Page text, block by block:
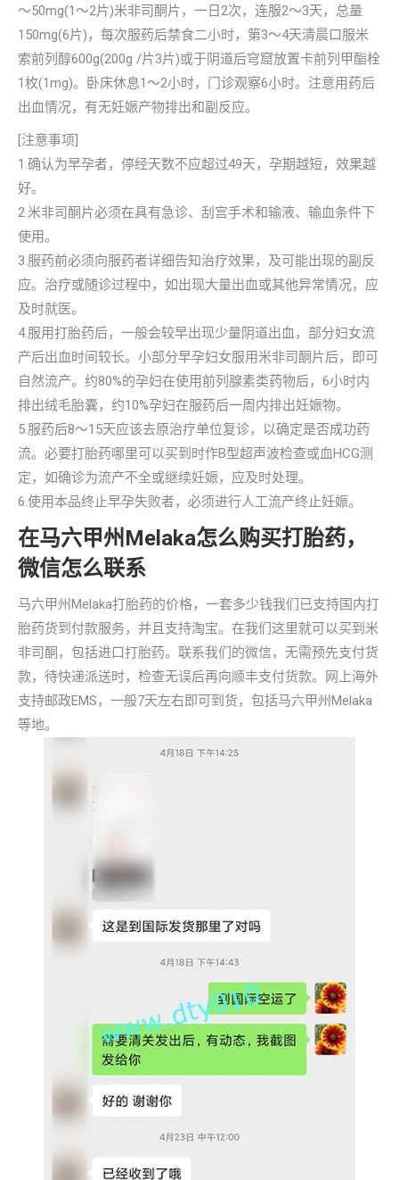
～50mg(1～2片)米非司酮片，一日2次，连服2～3天，总量
150mg(6片)，每次服药后禁食二小时，第3～4天清晨口服米
索前列醇600g(200g /片3片)或于阴道后穹窟放置卡前列甲酯栓
1枚(1mg)。卧床休息1～2小时，门诊观察6小时。注意用药后
出血情况，有无妊娠产物排出和副反应。
[注意事项]
1.确认为早孕者，停经天数不应超过49天，孕期越短，效果越
好。
2.米非司酮片必须在具有急诊、刮宫手术和输液、输血条件下
使用。
3.服药前必须向服药者详细告知治疗效果，及可能出现的副反
应。治疗或随诊过程中，如出现大量出血或其他异常情况，应
及时就医。
4.服用打胎药后，一般会较早出现少量阴道出血，部分妇女流
产后出血时间较长。小部分早孕妇女服用米非司酮片后，即可
自然流产。约80%的孕妇在使用前列腺素类药物后，6小时内
排出绒毛胎囊，约10%孕妇在服药后一周内排出妊娠物。
5.服药后8～15天应该去原治疗单位复诊，以确定是否成功药
流。必要打胎药哪里可以买到时作B型超声波检查或血HCG测
定，如确诊为流产不全或继续妊娠，应及时处理。
6.使用本品终止早孕失败者，必须进行人工流产终止妊娠。
在马六甲州Melaka怎么购买打胎药，
微信怎么联系
马六甲州Melaka打胎药的价格，一套多少钱我们已支持国内打
胎药货到付款服务，并且支持淘宝。在我们这里就可以买到米
非司酮，包括进口打胎药。联系我们的微信，无需预先支付货
款，待快递派送时，检查无误后再向顺丰支付货款。网上海外
支持邮政EMS，一般7天左右即可到货，包括马六甲州Melaka
等地。